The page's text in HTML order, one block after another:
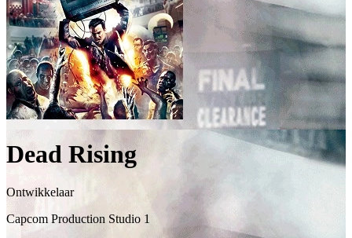
Dead Rising
Ontwikkelaar
Capcom Production Studio 1